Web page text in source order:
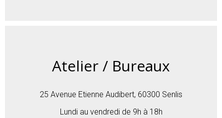
Atelier / Bureaux
25 Avenue Etienne Audibert, 60300 Senlis
Lundi au vendredi de 9h à 18h